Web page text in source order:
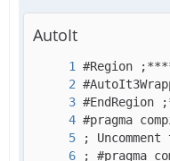
AutoIt